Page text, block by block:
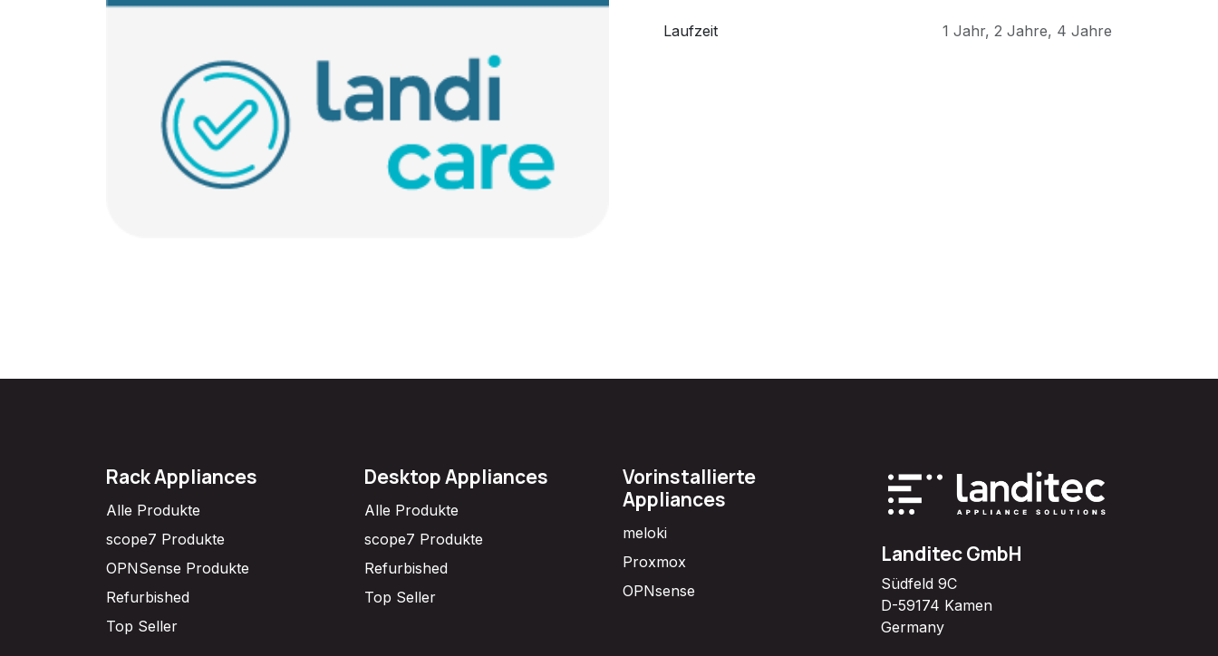
Laufzeit 1 Jahr, 2 Jahre, 4 Jahre
Rack Appliances
Alle Produkte
scope7 Produkte
OPNSense Produkte
Refurbished
Top Seller
Desktop Appliances
Alle Produkte
scope7 Produkte
Refurbished
Top Seller
Vorinstallierte
Appliances
meloki
Proxmox
OPNsense
Landitec GmbH
Südfeld 9C
D-59174 Kamen
Germany